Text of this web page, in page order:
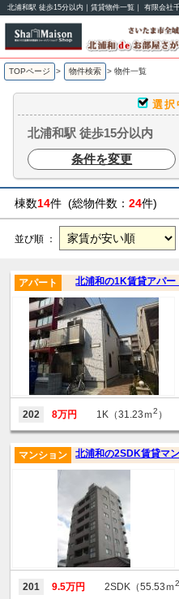
北浦和駅 徒歩15分以内｜賃貸物件一覧｜ 有限会社
TOPページ > 物件検索 > 物件一覧
選択
北浦和駅 徒歩15分以内
条件を変更
棟数14件 (総物件数： 24件)
並び順 ：
北浦和の1K賃貸アパー
アパート
202 8万円 1K（31.23ｍ2 ）
北浦和の2SDK賃貸マ
マンション
201 9.5万円 2SDK（55.53ｍ2